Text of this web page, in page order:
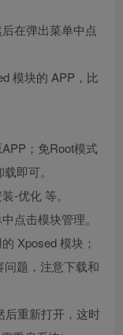
在弹出菜单中点
模块的 APP，比
；免Root模式
即可。
-优化 等。
点击模块管理。
Xposed 模块；
题，注意下载和
后重新打开，这时